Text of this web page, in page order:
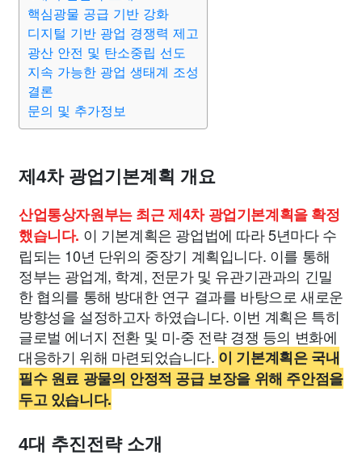
핵심광물 공급 기반 강화
디지털 기반 광업 경쟁력 제고
광산 안전 및 탄소중립 선도
지속 가능한 광업 생태계 조성
결론
문의 및 추가정보
제4차 광업기본계획 개요
산업통상자원부는 최근 제4차 광업기본계획을 확정
했습니다. 이 기본계획은 광업법에 따라 5년마다 수
립되는 10년 단위의 중장기 계획입니다. 이를 통해
정부는 광업계, 학계, 전문가 및 유관기관과의 긴밀
한 협의를 통해 방대한 연구 결과를 바탕으로 새로운
방향성을 설정하고자 하였습니다. 이번 계획은 특히
글로벌 에너지 전환 및 미-중 전략 경쟁 등의 변화에
대응하기 위해 마련되었습니다. 이 기본계획은 국내
필수 원료 광물의 안정적 공급 보장을 위해 주안점을
두고 있습니다.
4대 추진전략 소개